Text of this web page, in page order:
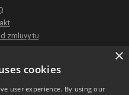
zmluvy tu
×
cookies
user experience. By using our